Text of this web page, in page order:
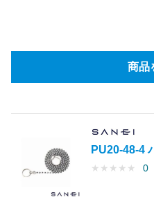
商品
PU20-48-4
★ ★ ★ ★ ★ 0